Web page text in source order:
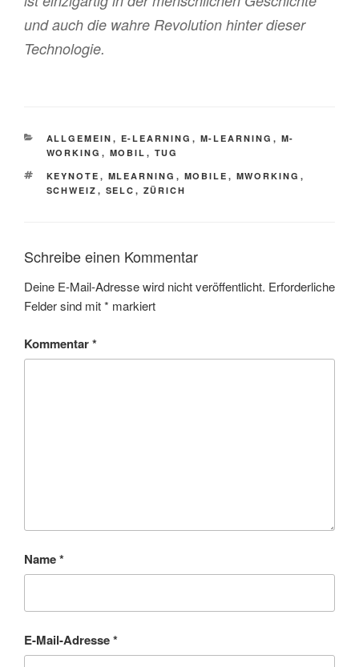
und auch die wahre Revolution hinter dieser
Technologie.
KATEGORIEN
ALLGEMEIN , E-LEARNING , M-LEARNING , M-
WORKING , MOBIL , TUG
SCHLAGWÖRTER
KEYNOTE , MLEARNING , MOBILE , MWORKING ,
SCHWEIZ , SELC , ZÜRICH
Schreibe einen Kommentar
Deine E-Mail-Adresse wird nicht veröffentlicht. Erforderliche
Felder sind mit* markiert
Kommentar*
Name*
E-Mail-Adresse*